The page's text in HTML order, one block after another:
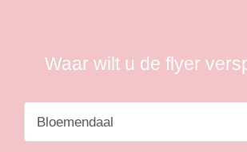
Waar wilt u de flyer